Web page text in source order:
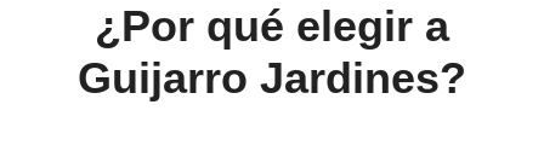
¿Por qué elegir a
Guijarro Jardines?